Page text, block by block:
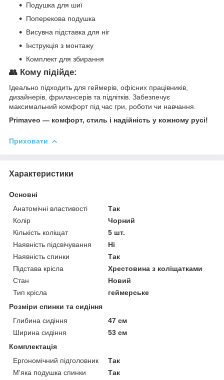
Подушка для шиї
Поперекова подушка
Висувна підставка для ніг
Інструкція з монтажу
Комплект для збирання
👥 Кому підійде:
Ідеально підходить для геймерів, офісних працівників,
дизайнерів, фрилансерів та підлітків. Забезпечує
максимальний комфорт під час гри, роботи чи навчання.
Primaveo — комфорт, стиль і надійність у кожному русі!
Приховати
Характеристики
Основні
Анатомічні властивості
Так
Колір
Чорний
Кількість коліщат
5 шт.
Наявність підсвічування
Ні
Наявність спинки
Так
Підстава крісла
Хрестовина з коліщатками
Стан
Новий
Тип крісла
геймерське
Розміри спинки та сидіння
Глибина сидіння
47 см
Ширина сидіння
53 см
Комплектація
Ергономічний підголовник
Так
М'яка подушка спинки
Так